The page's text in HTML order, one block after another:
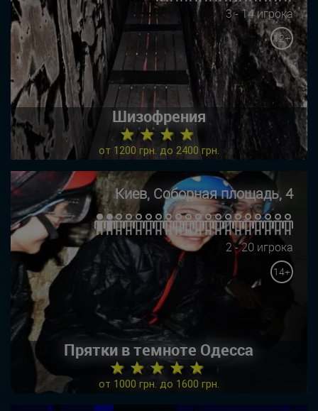
3 - 14 игрока
12+
Шизофрения
★ ★ ★ ★
от 1200 грн. до 2400 грн.
Киев, Соборная площадь, 4
2 - 20 игрока
14+
Прятки в темноте Одесса
★ ★ ★ ★ ★
от 1000 грн. до 1600 грн.